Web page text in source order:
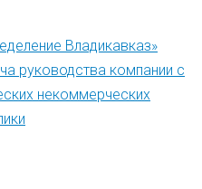
Владикавказ»
руководства компании с
некоммерческих